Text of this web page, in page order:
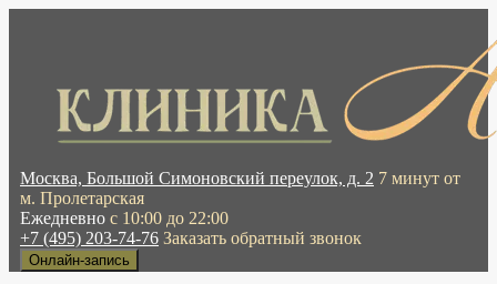
Москва, Большой Симоновский переулок, д. 2 7 минут от
м. Пролетарская
Ежедневно с 10:00 до 22:00
+7 (495) 203-74-76 Заказать обратный звонок
Онлайн-запись